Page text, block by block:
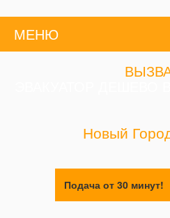
МЕНЮ
Новый
Подача от 30 минут!